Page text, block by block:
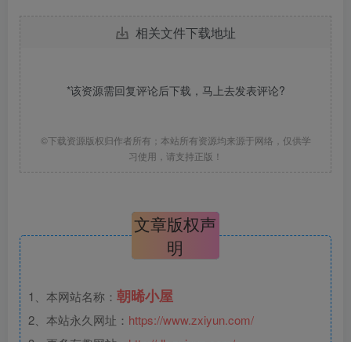
相关文件下载地址
*该资源需回复评论后下载，马上去发表评论?
©下载资源版权归作者所有；本站所有资源均来源于网络，仅供学
习使用，请支持正版！
文章版权声
明
1、本网站名称： 朝晞小屋
2、本站永久网址： https://www.zxiyun.com/